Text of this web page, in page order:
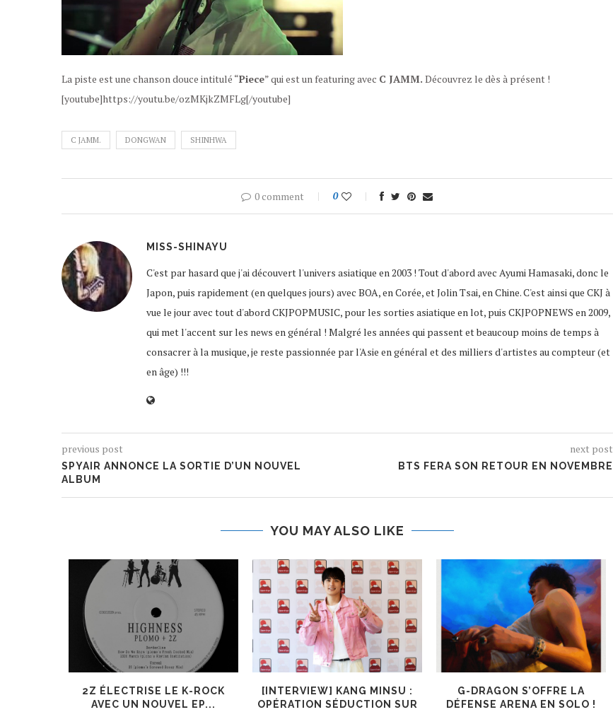
La piste est une chanson douce intitulé “Piece” qui est un featuring avec C JAMM. Découvrez le dès à présent !
[youtube]https://youtu.be/ozMKjkZMFLg[/youtube]
C JAMM. DONGWAN SHINHWA
0 comment 0
MISS-SHINAYU
C'est par hasard que j'ai découvert l'univers asiatique en 2003 ! Tout d'abord avec Ayumi Hamasaki, donc le
Japon, puis rapidement (en quelques jours) avec BOA, en Corée, et Jolin Tsai, en Chine. C'est ainsi que CKJ à
vue le jour avec tout d'abord CKJPOPMUSIC, pour les sorties asiatique en lot, puis CKJPOPNEWS en 2009,
qui met l'accent sur les news en général ! Malgré les années qui passent et beaucoup moins de temps à
consacrer à la musique, je reste passionnée par l'Asie en général et des milliers d'artistes au compteur (et
en âge) !!!
previous post
SPYAIR ANNONCE LA SORTIE D’UN NOUVEL
ALBUM
next post
BTS FERA SON RETOUR EN NOVEMBRE
YOU MAY ALSO LIKE
2Z ÉLECTRISE LE K-ROCK
AVEC UN NOUVEL EP...
[INTERVIEW] KANG MINSU :
OPÉRATION SÉDUCTION SUR
G-DRAGON S’OFFRE LA
DÉFENSE ARENA EN SOLO !